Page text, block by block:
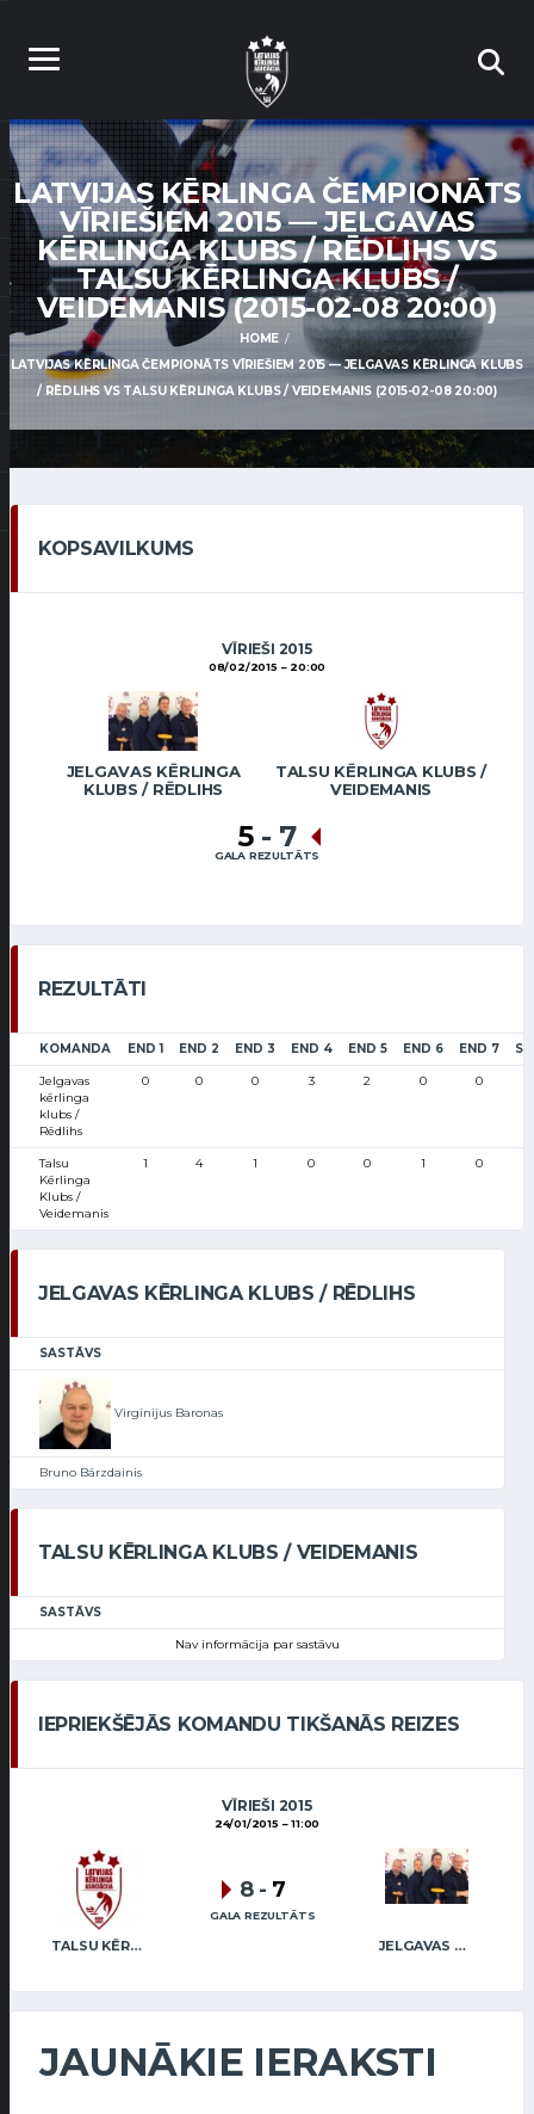
LATVIJAS KĒRLINGA ČEMPIONĀTS
VĪRIEŠIEM 2015 — JELGAVAS
KĒRLINGA KLUBS / RĒDLIHS VS
TALSU KĒRLINGA KLUBS /
VEIDEMANIS (2015-02-08 20:00)
HOME
LATVIJAS KĒRLINGA ČEMPIONĀTS VĪRIEŠIEM 2015 — JELGAVAS KĒRLINGA KLUBS
/ RĒDLIHS VS TALSU KĒRLINGA KLUBS / VEIDEMANIS (2015-02-08 20:00)
KOPSAVILKUMS
VĪRIEŠI 2015
08/02/2015 20:00
JELGAVAS KĒRLINGA
KLUBS / RĒDLIHS
TALSU KĒRLINGA KLUBS /
VEIDEMANIS
5 - 7
GALA REZULTĀTS
REZULTĀTI
KOMANDA END 1 END 2 END 3 END 4 END 5 END 6 END 7
Jelgavas
kērlinga
klubs /
Rēdlihs
0 0 0 3 2 0 0
Talsu
Kērlinga
Klubs /
Veidemanis
1 4 1 0 0 1 0
JELGAVAS KĒRLINGA KLUBS / RĒDLIHS
SASTĀVS
Virginijus Baronas
Bruno Bārzdainis
TALSU KĒRLINGA KLUBS / VEIDEMANIS
SASTĀVS
Nav informācija par sastāvu
IEPRIEKŠĒJĀS KOMANDU TIKŠANĀS REIZES
VĪRIEŠI 2015
24/01/2015 11:00
TALSU KĒRLINGA KLUBS / VEIDEMANIS JELGAVAS KĒRLINGA KLUBS / RĒDLIHS
8 - 7
GALA REZULTĀTS
JAUNĀKIE IERAKSTI